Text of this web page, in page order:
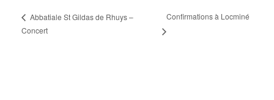
Abbatiale St Gildas de Rhuys –
Concert
Confirmations à Locminé